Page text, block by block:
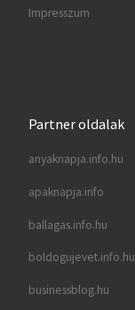
Impresszum
Partner oldalak
anyaknapja.info.hu
apaknapja.info
ballagas.info.hu
boldogujevet.info.hu
businessblog.hu